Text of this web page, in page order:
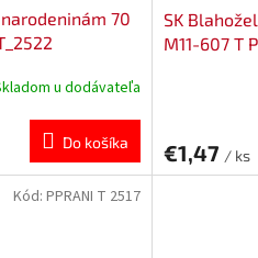
70
u dodávateľa
Do košíka
SK
M11-607 T
€1,47 / ks
Kód: PPRANI T 2517